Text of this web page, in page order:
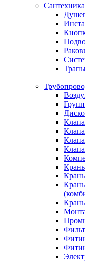
Сантехника